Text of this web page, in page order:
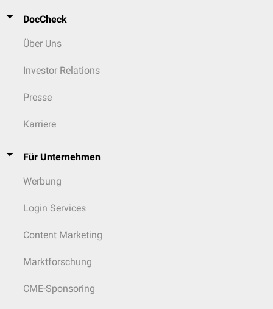
DocCheck
Über Uns
Investor Relations
Presse
Karriere
Für Unternehmen
Werbung
Login Services
Content Marketing
Marktforschung
CME-Sponsoring